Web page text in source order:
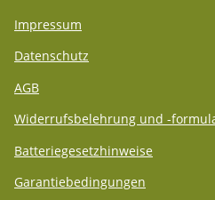
Impressum
Datenschutz
AGB
Widerrufsbelehrung und -
Batteriegesetzhinweise
Garantiebedingungen